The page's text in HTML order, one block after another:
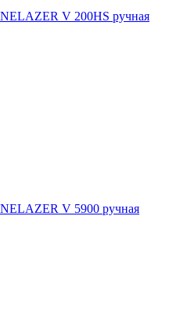
V 200HS ручная
V 5900 ручная